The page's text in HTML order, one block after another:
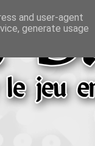
and user-agent
generate usage